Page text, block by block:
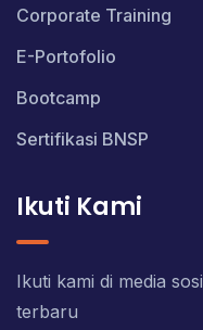
Corporate Training
E-Portofolio
Bootcamp
Sertifikasi BNSP
Ikuti Kami
Ikuti kami di media
terbaru